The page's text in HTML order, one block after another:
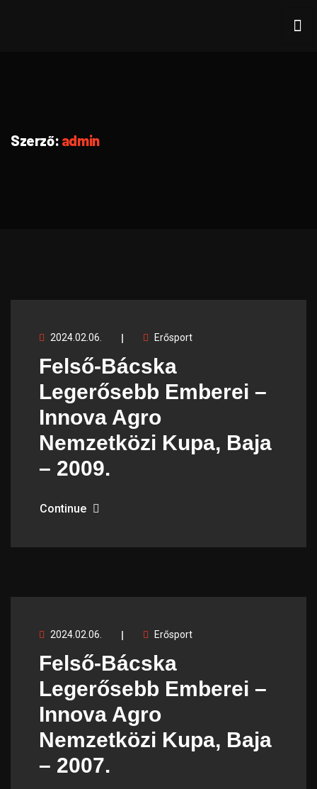
Szerző: admin
2024.02.06. Erősport
Felső-Bácska
Legerősebb Emberei –
Innova Agro
Nemzetközi Kupa, Baja
– 2009.
Continue
2024.02.06. Erősport
Felső-Bácska
Legerősebb Emberei –
Innova Agro
Nemzetközi Kupa, Baja
– 2007.